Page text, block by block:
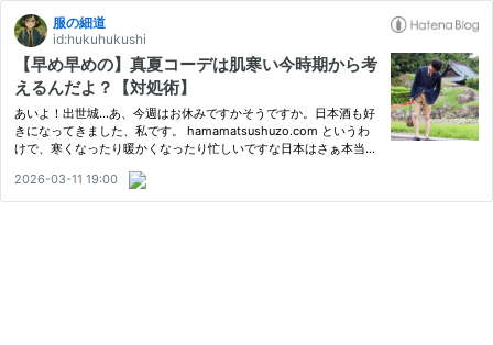
服の細道
id:hukuhukushi
【早め早めの】真夏コーデは肌寒い今時期から考
えるんだよ？【対処術】
あいよ！出世城…あ、今週はお休みですかそうですか。日本酒も好
きになってきました、私です。 hamamatsushuzo.com というわ
けで、寒くなったり暖かくなったり忙しいですな日本はさぁ本当
実に言えることがあります。 夏が一番長いのよ もうさ、日本の古
き良き…
2026-03-11 19:00